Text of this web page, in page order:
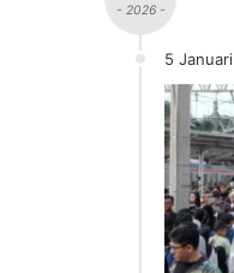
- 2026 -
5 Januari